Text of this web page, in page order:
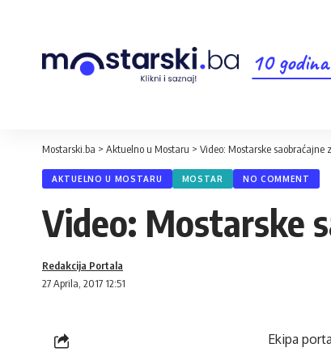
10
Mostarski.ba > Aktuelno u Mostaru > Video: Mostarske saobraćajne
AKTUELNO U MOSTARU MOSTAR NO COMMENT
Video: Mostarske
27 Aprila, 2017 12:51
Redakcija Portala
Ekipa